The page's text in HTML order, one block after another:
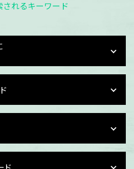
されるキーワード